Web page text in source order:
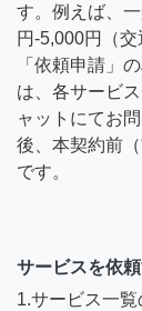
す。例えば、
円-5,000円（
「依頼申請」
は、各サービ
ャットにてお
後、本契約前
です。
サービスを依
1.サービス一